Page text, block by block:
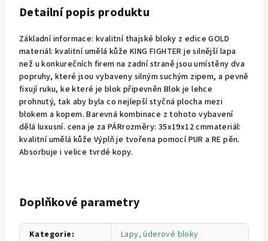
Detailní popis produktu
Základní informace: kvalitní thajské bloky z edice GOLD
materiál: kvalitní umělá kůže KING FIGHTER je silnější lapa
než u konkurečních firem na zadní straně jsou umístěny dva
popruhy, které jsou vybaveny silným suchým zipem, a pevně
fixují ruku, ke které je blok připevněn Blok je lehce
prohnutý, tak aby byla co nejlepší styčná plocha mezi
blokem a kopem. Barevná kombinace z tohoto vybavení
dělá luxusní. cena je za PÁRrozměry: 35x19x12 cmmateriál:
kvalitní umělá kůže Výplň je tvořena pomocí PUR a RE pěn.
Absorbuje i velice tvrdé kopy.
Doplňkové parametry
Kategorie:
Lapy, úderové bloky